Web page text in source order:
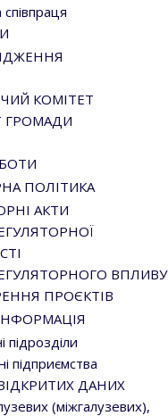
КОМІТЕТ
ГРОМАДИ
ПОЛІТИКА
АКТИ
ВПЛИВУ
ПРОЄКТІВ
підрозділи
підприємства
ДАНИХ
(міжгалузевих),